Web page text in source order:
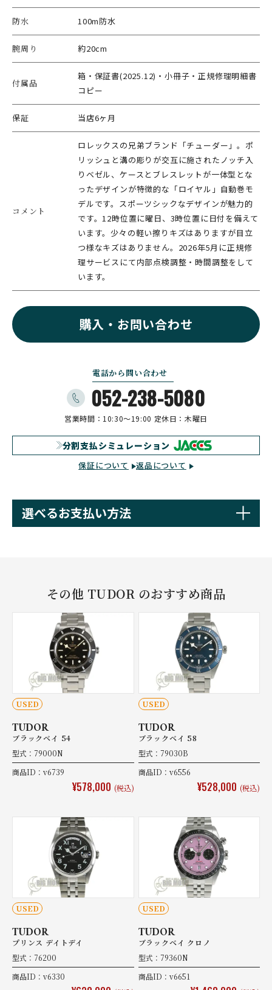
防水 100m防水
腕周り 約20cm
付属品
箱・保証書(2025.12)・小冊子・正規修理明細書
コピー
保証 当店6ヶ月
コメント
ロレックスの兄弟ブランド「チューダー」。ポ
リッシュと溝の彫りが交互に施されたノッチ入
りベゼル、ケースとブレスレットが一体型とな
ったデザインが特徴的な「ロイヤル」自動巻モ
デルです。スポーツシックなデザインが魅力的
です。12時位置に曜日、3時位置に日付を備えて
います。少々の軽い擦りキズはありますが目立
つ様なキズはありません。2026年5月に正規修
理サービスにて内部点検調整・時間調整をして
います。
購入・お問い合わせ
電話から問い合わせ
052-238-5080
営業時間：10:30〜19:00 定休日：木曜日
分割支払シミュレーション
保証について 返品について
選べるお支払い方法
その他 TUDOR のおすすめ商品
USED
TUDOR
ブラックベイ 54
型式：79000N
商品ID：v6739
¥578,000 (税込)
USED
TUDOR
ブラックベイ 58
型式：79030B
商品ID：v6556
¥528,000 (税込)
USED
TUDOR
プリンス デイトデイ
型式：76200
商品ID：v6330
USED
TUDOR
ブラックベイ クロノ
型式：79360N
商品ID：v6651